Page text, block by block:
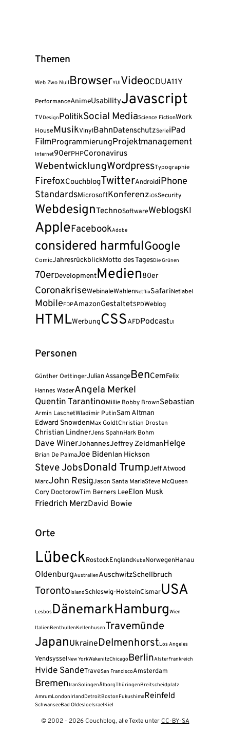
Themen
Web Zwo Null BrowserYUIVideoCDUA11Y
PerformanceAnimeUsabilityJavascript
TVDesignPolitikSocial MediaScience FictionWork
HouseMusikVinylBahnDatenschutzSerieiPad
FilmProgrammierungProjektmanagement
Internet90erPHPCoronavirus
WebentwicklungWordpressTypographie
FirefoxCouchblogTwitterAndroidiPhone
StandardsMicrosoftKonferenziOSSecurity
WebdesignTechnoSoftwareWeblogsKI
AppleFacebookAdobe
considered harmfulGoogle
ComicJahresrückblickMotto des TagesDie Grünen
70erDevelopmentMedien80er
CoronakriseWebinaleWahlenNetflixSafariNetlabel
MobileFDPAmazonGestaltetSPDWeblog
HTMLWerbungCSSAFDPodcastUI
Personen
Günther OettingerJulian AssangeBenCemFelix
Hannes WaderAngela Merkel
Quentin TarantinoMillie Bobby BrownSebastian
Armin LaschetWladimir PutinSam Altman
Edward SnowdenMax GoldtChristian Drosten
Christian LindnerJens SpahnHark Bohm
Dave WinerJohannesJeffrey ZeldmanHelge
Brian De PalmaJoe BidenIan Hickson
Steve JobsDonald TrumpJeff Atwood
MarcJohn ResigJason Santa MariaSteve McQueen
Cory DoctorowTim Berners LeeElon Musk
Friedrich MerzDavid Bowie
Orte
LübeckRostockEnglandKubaNorwegenHanau
OldenburgAustralienAuschwitzSchellbruch
TorontoIslandSchleswig-HolsteinCismarUSA
Lesbos DänemarkHamburgWien
ItalienBenthullenKellenhusenTravemünde
JapanUkraineDelmenhorstLos Angeles
VendsysselNew YorkWakenitzChicagoBerlinAlsterFrankreich
Hvide SandeTraveSan FranciscoAmsterdam
BremenIranSolingenÅlborgThüringenBreitscheidplatz
AmrumLondonIrlandDetroitBostonFukushimaReinfeld
SchwanseeBad OldesloeIsraelKiel
© 2002 - 2026 Couchblog, alle Texte unter CC-BY-SA